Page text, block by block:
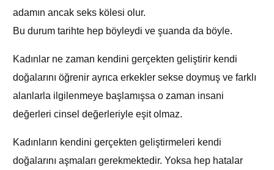
adamın ancak seks kölesi olur.
Bu durum tarihte hep böyleydi ve şuanda da böyle.
Kadınlar ne zaman kendini gerçekten geliştirir kendi
doğalarını öğrenir ayrıca erkekler sekse doymuş ve farklı
alanlarla ilgilenmeye başlamışsa o zaman insani
değerleri cinsel değerleriyle eşit olmaz.
Kadınların kendini gerçekten geliştirmeleri kendi
doğalarını aşmaları gerekmektedir. Yoksa hep hatalar